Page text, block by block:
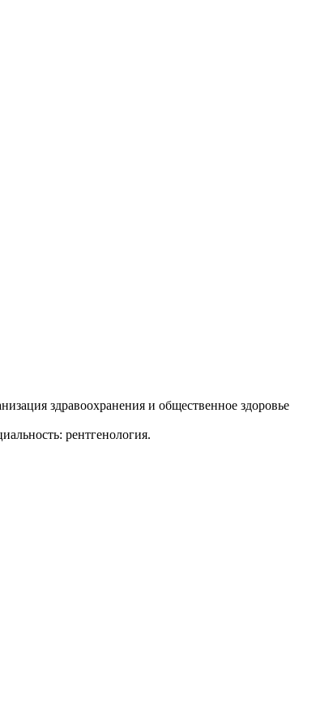
здравоохранения и общественное здоровье
рентгенология.